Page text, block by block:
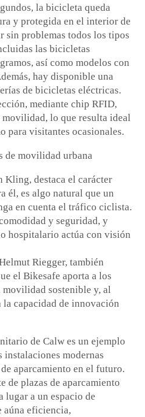
la bicicleta queda
y protegida en el interior de
sin problemas todos los tipos
las bicicletas
así como modelos con
hay disponible una
de bicicletas eléctricas.
mediante chip RFID,
lo que resulta ideal
para visitantes ocasionales.
de movilidad urbana
Kling, destaca el carácter
él, es algo natural que un
en cuenta el tráfico ciclista.
y seguridad, y
hospitalario actúa con visión
Riegger, también
el Bikesafe aporta a los
movilidad sostenible y, al
la capacidad de innovación
de Calw es un ejemplo
instalaciones modernas
aparcamiento en el futuro.
de plazas de aparcamiento
lugar a un espacio de
eficiencia,